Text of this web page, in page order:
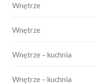
Wnętrze
Wnętrze
Wnętrze – kuchnia
Wnętrze – kuchnia